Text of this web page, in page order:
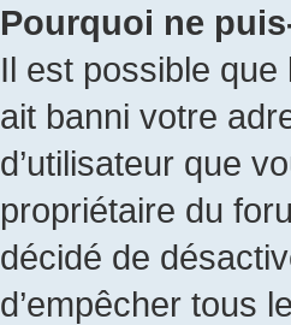
Pourquoi ne
Il est possible
ait banni votre
d’utilisateur que
propriétaire du
décidé de
d’empêcher tous